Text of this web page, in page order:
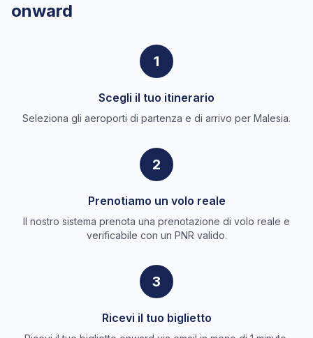
onward
1
Scegli il tuo itinerario
Seleziona gli aeroporti di partenza e di arrivo per Malesia.
2
Prenotiamo un volo reale
Il nostro sistema prenota una prenotazione di volo reale e
verificabile con un PNR valido.
3
Ricevi il tuo biglietto